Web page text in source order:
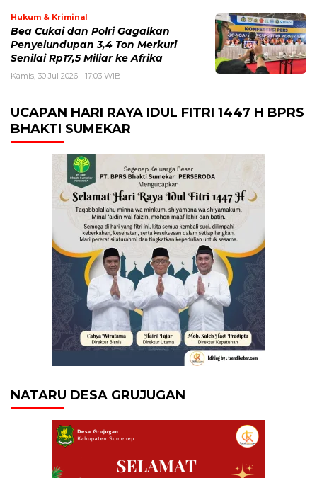
Hukum & Kriminal
Bea Cukai dan Polri Gagalkan
Penyelundupan 3,4 Ton Merkuri
Senilai Rp17,5 Miliar ke Afrika
Kamis, 30 Jul 2026 - 17:03 WIB
UCAPAN HARI RAYA IDUL FITRI 1447 H BPRS
BHAKTI SUMEKAR
NATARU DESA GRUJUGAN